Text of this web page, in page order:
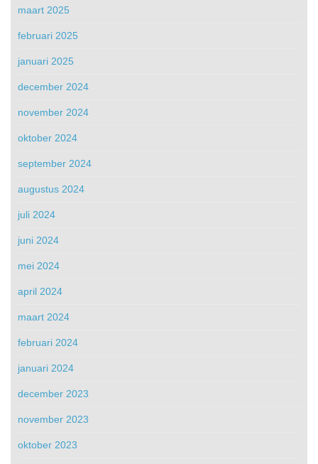
maart 2025
februari 2025
januari 2025
december 2024
november 2024
oktober 2024
september 2024
augustus 2024
juli 2024
juni 2024
mei 2024
april 2024
maart 2024
februari 2024
januari 2024
december 2023
november 2023
oktober 2023